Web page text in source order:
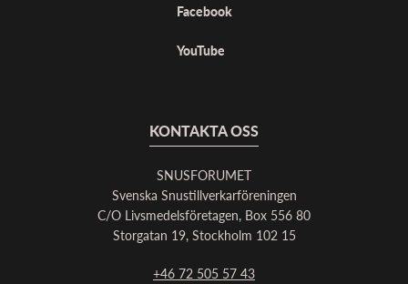
Facebook
YouTube
KONTAKTA OSS
SNUSFORUMET
Svenska Snustillverkarföreningen
C/O Livsmedelsföretagen, Box 556 80
Storgatan 19, Stockholm 102 15
+46 72 505 57 43